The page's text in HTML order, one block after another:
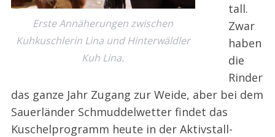
Erste Annäherungen zwischen
Kuhkuschlerin Lina und Hinterwäldler
Kuh Lina.
tall.
Zwar
haben
die
Rinder
das ganze Jahr Zugang zur Weide, aber bei dem
Sauerländer Schmuddelwetter findet das
Kuschelprogramm heute in der Aktivstall-